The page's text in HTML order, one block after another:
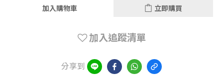
加入購物車 立即購買
加入追蹤清單
分享到